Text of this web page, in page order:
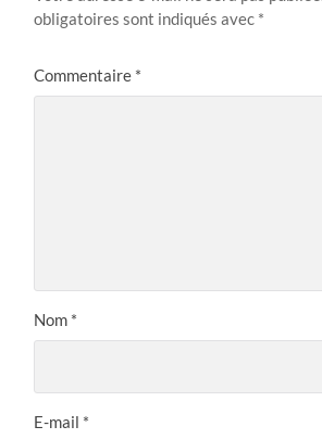
obligatoires sont indiqués avec *
Commentaire *
Nom *
E-mail *